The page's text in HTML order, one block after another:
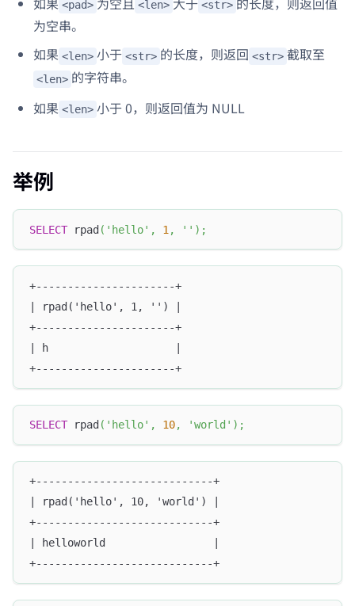
<pad> <len> <str>
为空串。
如果 <len> 小于 <str> 的长度，则返回 <str> 截取至
<len> 的字符串。
如果 <len> 小于 0，则返回值为 NULL
举例
SELECT rpad ( 'hello' , 1 , '' ) ;
+----------------------+
| rpad('hello', 1, '') |
+----------------------+
| h                    |
+----------------------+
SELECT rpad ( 'hello' , 10, 'world' ) ;
+----------------------------+
| rpad('hello', 10, 'world') |
+----------------------------+
| helloworld                 |
+----------------------------+